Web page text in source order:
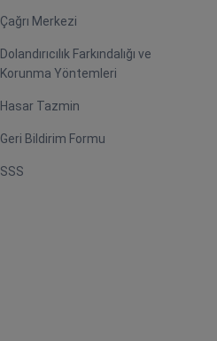
Çağrı Merkezi
Dolandırıcılık Farkındalığı ve
Korunma Yöntemleri
Hasar Tazmin
Geri Bildirim Formu
SSS